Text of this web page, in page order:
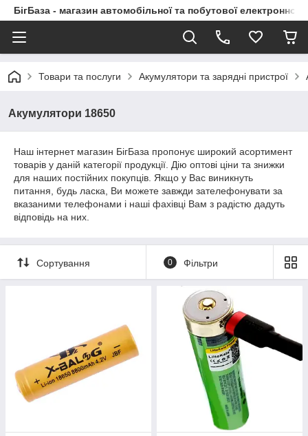
БігБаза - магазин автомобільної та побутової електронної
Товари та послуги Акумулятори та зарядні пристрої
Акумулятори 18650
Наш інтернет магазин БігБаза пропонує широкий асортимент
товарів у даній категорії продукції. Дію оптові ціни та знижки
для наших постійних покупців. Якщо у Вас виникнуть
питання, будь ласка, Ви можете завжди зателефонувати за
вказаними телефонами і наші фахівці Вам з радістю дадуть
відповідь на них.
Сортування 0 Фільтри